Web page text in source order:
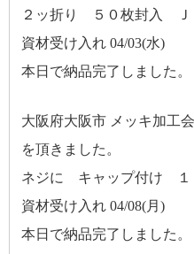
２ッ折り ５０枚封入 Ｊ
資材受け入れ 04/03(水)
本日で納品完了しました。
大阪府大阪市 メッキ加工
を頂きました。
ネジに キャップ付け １
資材受け入れ 04/08(月)
本日で納品完了しました。